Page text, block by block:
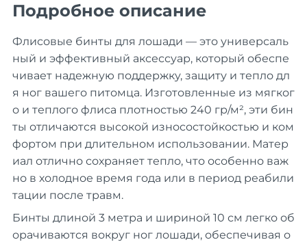
Подробное описание
Флисовые бинты для лошади — это универсаль
ный и эффективный аксессуар, который обеспе
чивает надежную поддержку, защиту и тепло дл
я ног вашего питомца. Изготовленные из мягког
о и теплого флиса плотностью 240 гр/м², эти бин
ты отличаются высокой износостойкостью и ком
фортом при длительном использовании. Матер
иал отлично сохраняет тепло, что особенно важ
но в холодное время года или в период реабили
тации после травм.
Бинты длиной 3 метра и шириной 10 см легко об
орачиваются вокруг ног лошади, обеспечивая о